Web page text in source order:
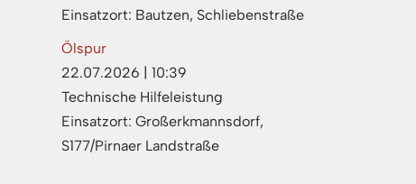
Einsatzort: Bautzen, Schliebenstraße
Ölspur
22.07.2026 | 10:39
Technische Hilfeleistung
Einsatzort: Großerkmannsdorf,
S177/Pirnaer Landstraße